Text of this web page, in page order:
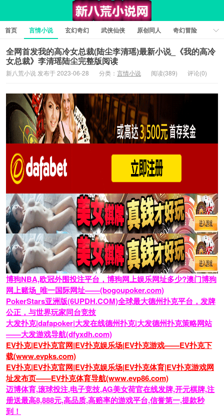
首页 言情小说 玄幻奇幻 武侠仙侠 原创同人
奇幻冒险
女性向小说
女生同人 情色工口 推理悬疑
日系小说
军事历史
短篇小说 科幻未来 经典文学
全网首发我的高冷女总裁(陆尘李清瑶)最新小说_《我的高冷
女总裁》李清瑶陆尘完整版阅读
新八荒小说 发布于 2023-06-28 分类： 言情小说 阅读(389) 评论(0)
博狗NBA,欧冠外围投注平台，博狗网上娱乐网址多少?澳门博狗
网上赌场_唯一国际网址——(bogoupoker.com)
PokerStars亚洲版(6UPDH.COM)全球最大德州扑克平台，发牌
公正，与世界玩家同台竞技
大发扑克|dafapoker|大发在线德州扑克|大发德州扑克策略网站
——大发游戏导航(dfyxdh.com)
EV扑克|EV扑克官网|EV扑克娱乐场|EV扑克游戏——EV扑克下
载(www.evpks.com)
EV扑克|EV扑克官网|EV扑克娱乐场|EV扑克体育|EV扑克游戏网
址发布页——EV扑克体育导航(www.evp86.com)
迈博体育,滚球投注,电子竞技,AG美女荷官在线发牌,开元棋牌,注
册送最高8,888元,高品质,高赔率的游戏平台,信誉第一,提款秒
到！